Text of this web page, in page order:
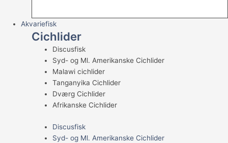
Akvariefisk
Cichlider
Discusfisk
Syd- og Ml. Amerikanske Cichlider
Malawi cichlider
Tanganyika Cichlider
Dværg Cichlider
Afrikanske Cichlider
Discusfisk
Syd- og Ml. Amerikanske Cichlider